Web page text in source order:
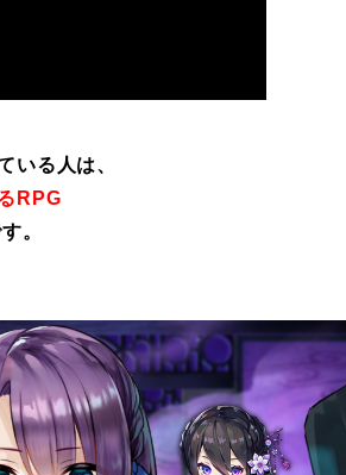
いる人は、
RPG
。